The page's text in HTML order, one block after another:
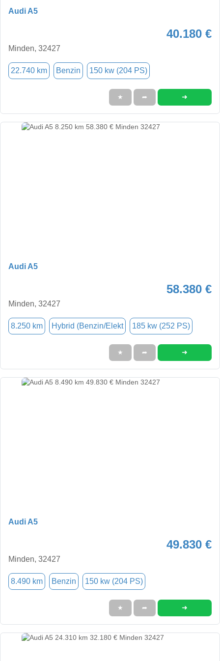
Audi A5
40.180 €
Minden, 32427
22.740 km Benzin 150 kw (204 PS)
★ ➦ ➜
Audi A5
58.380 €
Minden, 32427
8.250 km Hybrid (Benzin/Elekt 185 kw (252 PS)
★ ➦ ➜
Audi A5
49.830 €
Minden, 32427
8.490 km Benzin 150 kw (204 PS)
★ ➦ ➜